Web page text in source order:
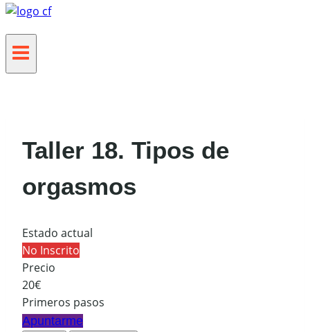
Taller 18. Tipos de
orgasmos
Estado actual
No Inscrito
Precio
20€
Primeros pasos
Apuntarme